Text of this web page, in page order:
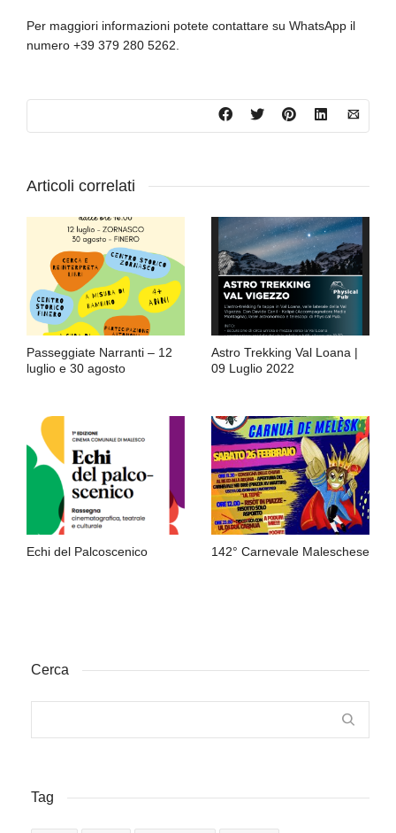
Per maggiori informazioni potete contattare su WhatsApp il
numero +39 379 280 5262.
Articoli correlati
Passeggiate Narranti – 12
luglio e 30 agosto
Astro Trekking Val Loana |
09 Luglio 2022
Echi del Palcoscenico 142° Carnevale Maleschese
Cerca
Tag